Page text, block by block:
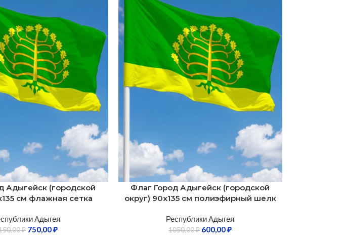
Адыгейск (городской
см флажная сетка
Адыгея
₽ 750,00₽
Флаг Город Адыгейск (городской
округ) 90х135 см полиэфирный шелк
Республики Адыгея
1050,00₽ 600,00₽